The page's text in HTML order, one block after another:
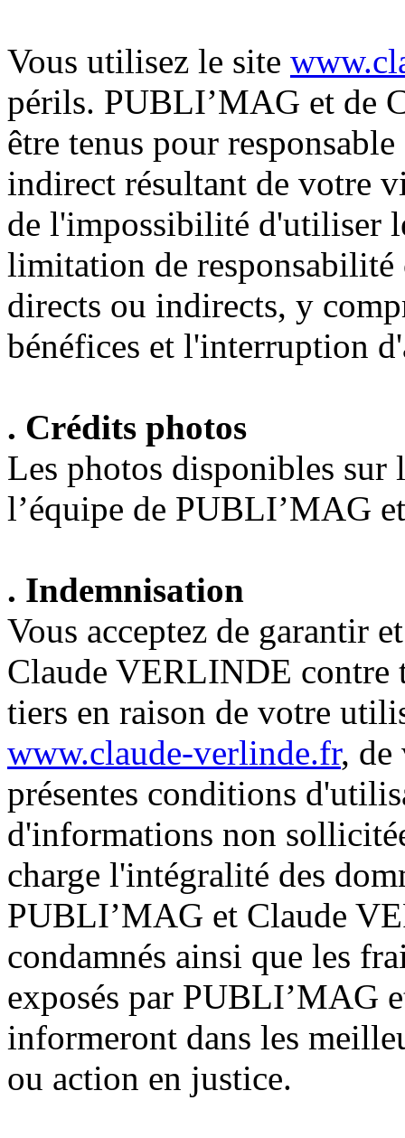
Vous utilisez le site
périls. PUBLI’MAG et de
être tenus pour
indirect résultant de votre
de l'impossibilité d'utiliser
limitation de responsabilité
directs ou indirects, y
bénéfices et l'interruption
. Crédits photos
Les photos disponibles sur
l’équipe de PUBLI’MAG
. Indemnisation
Vous acceptez de garantir
Claude VERLINDE contre
tiers en raison de votre
www.claude-verlinde.fr, de
présentes conditions
d'informations non
charge l'intégralité des
PUBLI’MAG et Claude
condamnés ainsi que les
exposés par PUBLI’MAG
informeront dans les
ou action en justice.